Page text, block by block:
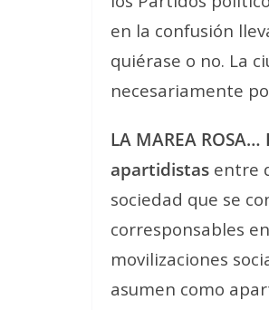
en la confusión
quiérase o no. La
necesariamente
LA MAREA ROSA…
apartidistas entre
sociedad que se
corresponsables
movilizaciones
asumen como